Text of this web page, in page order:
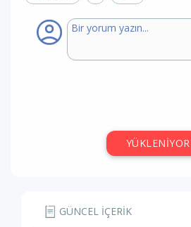
YÜKLENİYOR
GÜNCEL İÇERİK